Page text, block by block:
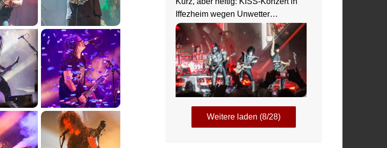
Iffezheim wegen Unwetter
abgebrochen
Weitere laden (8/28)